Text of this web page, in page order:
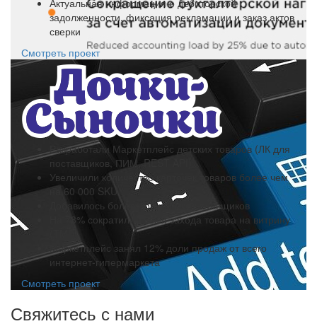
Актуальная информация о дебиторской
задолженности, фиксация рекламации и заказ актов
сверки
Смотреть проект
Разработали Маркетплейс детских товаров (ЛК для
поставщиков, ПИМ, REST API)
Увеличили количество карточек товаров более чем
на 60 000 SKU
Добавилось более 150 новых поставщиков
На 78% сократили время захода товара на витрину
Маркетплейс занял 12% доли продаж от всего
интернет-гипермаркета
Смотреть проект
Свяжитесь с нами